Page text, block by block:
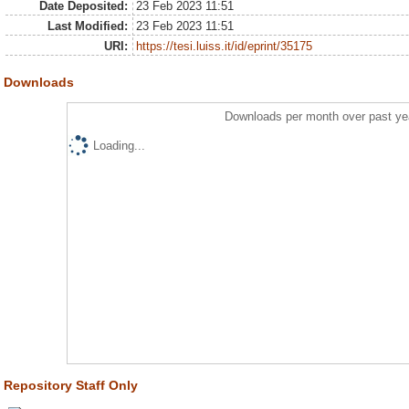
Date Deposited:
23 Feb 2023 11:51
Last Modified:
23 Feb 2023 11:51
URI:
https://tesi.luiss.it/id/eprint/35175
Downloads
Downloads per month over past
Loading...
Repository Staff Only